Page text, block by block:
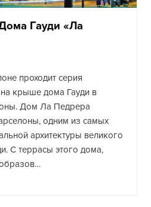
Гауди «Ла
проходит серия
крыше дома Гауди в
Дом Ла Педрера
одним из самых
архитектуры великого
С террасы этого дома,